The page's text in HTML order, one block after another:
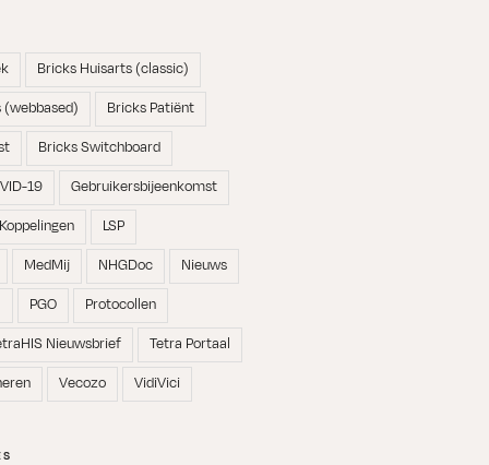
Bricks Huisarts (classic)
Bricks Patiënt
Bricks Switchboard
19
Gebruikersbijeenkomst
LSP
MedMij
NHGDoc
Nieuws
PGO
Protocollen
Nieuwsbrief
Tetra Portaal
Vecozo VidiVici